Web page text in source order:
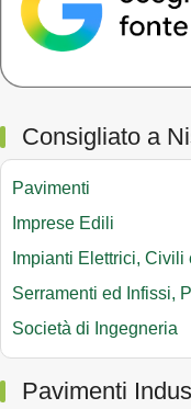
Consigliato a
Pavimenti
Imprese Edili
Impianti Elettrici,
Serramenti ed Infissi,
Società di Ingegneria
Pavimenti